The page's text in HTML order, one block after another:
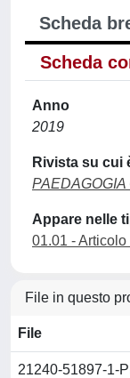
Scheda
Scheda
Anno
2019
Rivista su cui
Appare nelle
01.01 - Articolo
File in questo
File
21240-51897-1-